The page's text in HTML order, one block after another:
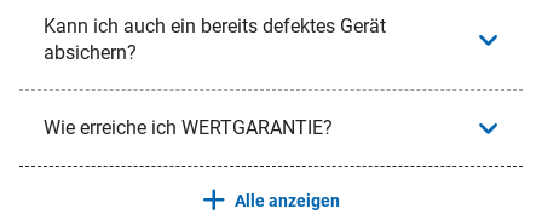
Kann ich auch ein bereits defektes Gerät
absichern?
Wie erreiche ich WERTGARANTIE?
Alle anzeigen